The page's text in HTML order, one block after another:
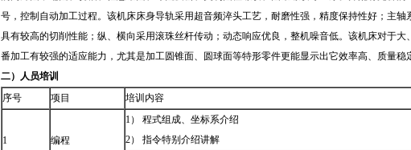
号，控制自动加工过程。该机床床身导轨采用超音频淬头工艺，耐磨性强，精度保持性好；主轴
具有较高的切削性能；纵、横向采用滚珠丝杆传动；动态响应优良，整机噪音低。该机床对于
番加工有较强的适应能力，尤其是加工圆锥面、圆球面等特形零件更能显示出它效率高、质量稳
二） 人员培训
序号
项目 培训内容
1 编程
1） 程式组成、坐标系介绍
2） 指令特别介绍讲解